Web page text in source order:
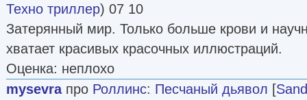
Техно триллер) 07 10
Затерянный мир. Только больше крови и
хватает красивых красочных иллюстраций.
Оценка: неплохо
mysevraпро Роллинс: Песчаный дьявол [